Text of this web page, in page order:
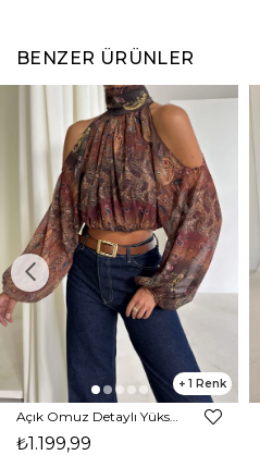
BENZER ÜRÜNLER
1
₺1.199,99